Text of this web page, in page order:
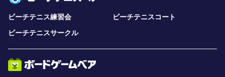
ビーチテニス練習会
ビーチテニスコート
ビーチテニスサークル